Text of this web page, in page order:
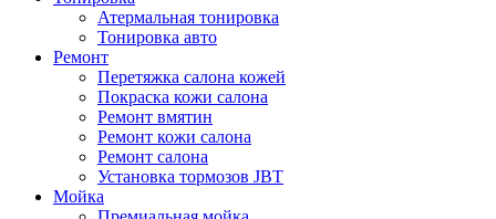
Атермальная тонировка
Тонировка авто
Ремонт
Перетяжка салона кожей
Покраска кожи салона
Ремонт вмятин
Ремонт кожи салона
Ремонт салона
Установка тормозов JBT
Мойка